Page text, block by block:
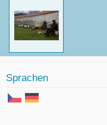
Sprachen